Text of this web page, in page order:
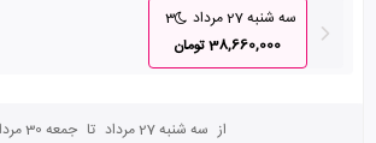
سه شنبه 27 مرداد
3
38,660,000 تومان
از سه شنبه 27 مرداد تا جمعه 30 مرداد